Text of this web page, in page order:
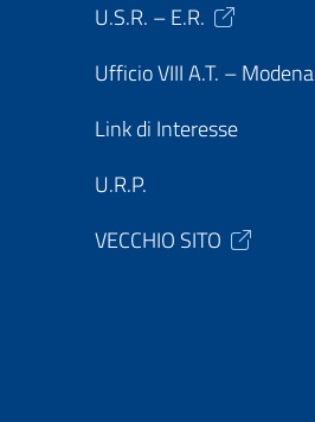
U.S.R. – E.R.
Ufficio VIII A.T. – Modena
Link di Interesse
U.R.P.
VECCHIO SITO